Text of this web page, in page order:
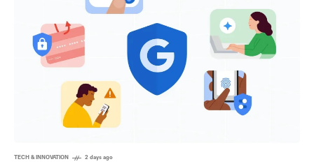
TECH & INNOVATION 2 days ago